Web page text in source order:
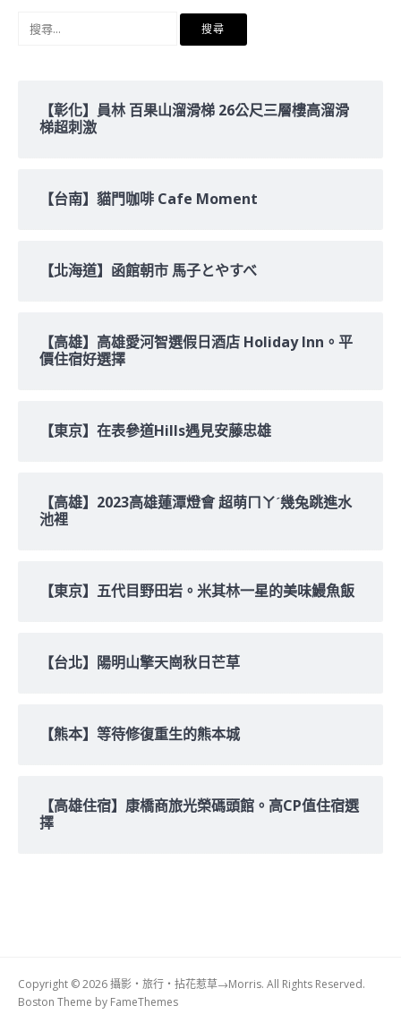
【彰化】員林 百果山溜滑梯 26公尺三層樓高溜滑
梯超刺激
【台南】貓門咖啡 Cafe Moment
【北海道】函館朝市 馬子とやすべ
【高雄】高雄愛河智選假日酒店 Holiday Inn。平
價住宿好選擇
【東京】在表參道Hills遇見安藤忠雄
【高雄】2023高雄蓮潭燈會 超萌ㄇㄚˊ幾兔跳進水
池裡
【東京】五代目野田岩。米其林一星的美味鰻魚飯
【台北】陽明山擎天崗秋日芒草
【熊本】等待修復重生的熊本城
【高雄住宿】康橋商旅光榮碼頭館。高CP值住宿選
擇
Copyright © 2026 攝影‧旅行‧拈花惹草→Morris. All Rights Reserved.
Boston Theme by FameThemes